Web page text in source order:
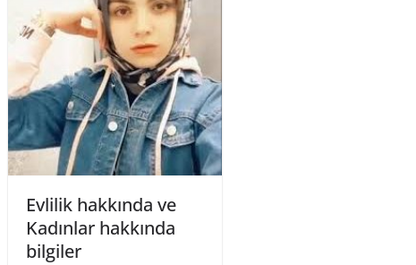
Evlilik hakkında ve
Kadınlar hakkında
bilgiler